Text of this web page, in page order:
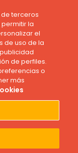
de terceros
la
el
de uso de la
de perfiles.
o
más